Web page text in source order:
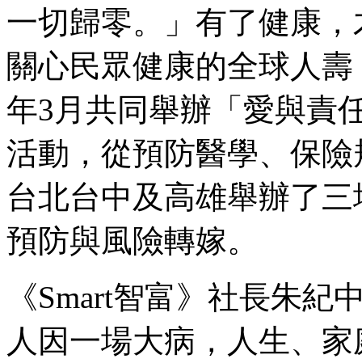
一切歸零。」有了健康
關心民眾健康的全球人
年3月共同舉辦「愛與責
活動，從預防醫學、保
台北台中及高雄舉辦了
預防與風險轉嫁。
《Smart智富》社長朱
人因一場大病，人生、